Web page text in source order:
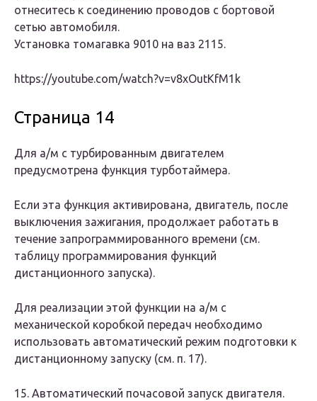
отнеситесь к соединению проводов с бортовой
сетью автомобиля.
Установка томагавка 9010 на ваз 2115.
https://youtube.com/watch?v=v8xOutKfM1k
Страница 14
Для а/м с турбированным двигателем
предусмотрена функция турботаймера.
Если эта функция активирована, двигатель, после
выключения зажигания, продолжает работать в
течение запрограммированного времени (см.
таблицу программирования функций
дистанционного запуска).
Для реализации этой функции на а/м с
механической коробкой передач необходимо
использовать автоматический режим подготовки к
дистанционному запуску (см. п. 17).
15. Автоматический почасовой запуск двигателя.